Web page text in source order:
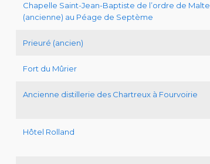
Chapelle Saint-Jean-Baptiste de l’ordre de Malte
(ancienne) au Péage de Septème
Prieuré (ancien)
Fort du Mûrier
Ancienne distillerie des Chartreux à Fourvoirie
Hôtel Rolland